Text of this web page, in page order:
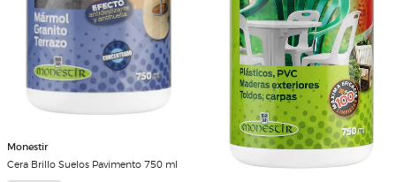
Monestir
Cera Brillo Suelos Pavimento 750 ml